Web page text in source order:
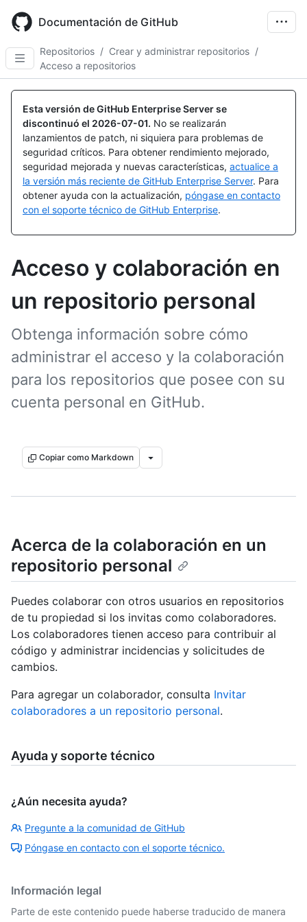
main
content
Documentación de GitHub
Repositorios / Crear y administrar repositorios /
Acceso a repositorios
Esta versión de GitHub Enterprise Server se
discontinuó el 2026-07-01. No se realizarán
lanzamientos de patch, ni siquiera para problemas de
seguridad críticos. Para obtener rendimiento mejorado,
seguridad mejorada y nuevas características, actualice a
la versión más reciente de GitHub Enterprise Server. Para
obtener ayuda con la actualización, póngase en contacto
con el soporte técnico de GitHub Enterprise.
Acceso y colaboración en
un repositorio personal
Obtenga información sobre cómo
administrar el acceso y la colaboración
para los repositorios que posee con su
cuenta personal en GitHub.
Copiar como Markdown
Acerca de la colaboración en un
repositorio personal
Puedes colaborar con otros usuarios en repositorios
de tu propiedad si los invitas como colaboradores.
Los colaboradores tienen acceso para contribuir al
código y administrar incidencias y solicitudes de
cambios.
Para agregar un colaborador, consulta Invitar
colaboradores a un repositorio personal.
Ayuda y soporte técnico
¿Aún necesita ayuda?
Pregunte a la comunidad de GitHub
Póngase en contacto con el soporte técnico.
Información legal
Parte de este contenido puede haberse traducido de manera